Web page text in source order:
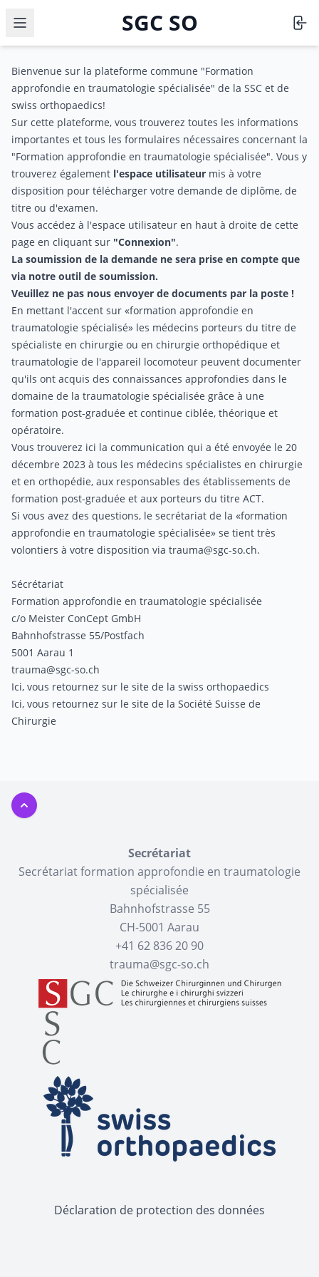
Ouvrir le menu SGC SO
Bienvenue sur la plateforme commune "Formation
approfondie en traumatologie spécialisée" de la SSC et de
swiss orthopaedics!
Sur cette plateforme, vous trouverez toutes les informations
importantes et tous les formulaires nécessaires concernant la
"Formation approfondie en traumatologie spécialisée". Vous y
trouverez également l'espace utilisateur mis à votre
disposition pour télécharger votre demande de diplôme, de
titre ou d'examen.
Vous accédez à l'espace utilisateur en haut à droite de cette
page en cliquant sur "Connexion".
La soumission de la demande ne sera prise en compte que
via notre outil de soumission.
Veuillez ne pas nous envoyer de documents par la poste !
En mettant l'accent sur «formation approfondie en
traumatologie spécialisé» les médecins porteurs du titre de
spécialiste en chirurgie ou en chirurgie orthopédique et
traumatologie de l'appareil locomoteur peuvent documenter
qu'ils ont acquis des connaissances approfondies dans le
domaine de la traumatologie spécialisée grâce à une
formation post-graduée et continue ciblée, théorique et
opératoire.
Vous trouverez ici la communication qui a été envoyée le 20
décembre 2023 à tous les médecins spécialistes en chirurgie
et en orthopédie, aux responsables des établissements de
formation post-graduée et aux porteurs du titre ACT.
Si vous avez des questions, le secrétariat de la «formation
approfondie en traumatologie spécialisée» se tient très
volontiers à votre disposition via trauma@sgc-so.ch.
Sécrétariat
Formation approfondie en traumatologie spécialisée
c/o Meister ConCept GmbH
Bahnhofstrasse 55/Postfach
5001 Aarau 1
trauma@sgc-so.ch
Ici, vous retournez sur le site de la swiss orthopaedics
Ici, vous retournez sur le site de la Société Suisse de
Chirurgie
Haut de page
Secrétariat
Secrétariat formation approfondie en traumatologie
spécialisée
Bahnhofstrasse 55
CH-5001 Aarau
+41 62 836 20 90
trauma@sgc-so.ch
Déclaration de protection des données